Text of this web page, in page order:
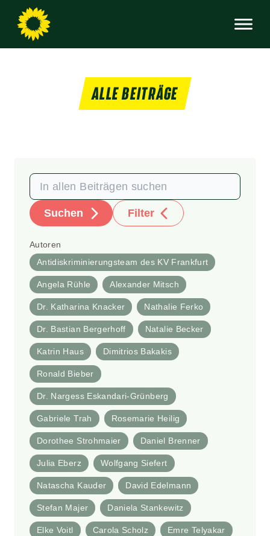
ALLE BEITRÄGE
Suchen Filter
Autoren
Antidiskriminierungsteam des KV Frankfurt
Angela Rühle Alexander Mitsch
Dr. Katharina Knacker Nathalie Ferko
Dr. Bastian Bergerhoff Natalie Becker
Katrin Haus Dimitrios Bakakis
Ronald Bieber
Dr. Nargess Eskandari-Grünberg
Gabriele Trah Rosemarie Heilig
Dorothee Strohmaier Daniel Brenner
Julia Eberz Wolfgang Siefert
Natascha Kauder David Edelmann
Stefan Majer Daniela Stankewitz
Elke Voitl Carola Scholz Emre Telyakar